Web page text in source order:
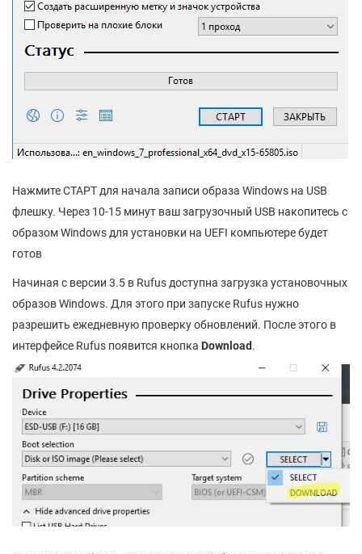
Нажмите СТАРТ для начала записи образа Windows на USB
флешку. Через 10-15 минут ваш загрузочный USB накопитесь с
образом Windows для установки на UEFI компьютере будет
готов
Начиная с версии 3.5 в Rufus доступна загрузка установочных
образов Windows. Для этого при запуске Rufus нужно
разрешить ежедневную проверку обновлений. После этого в
интерфейсе Rufus появится кнопка Download.